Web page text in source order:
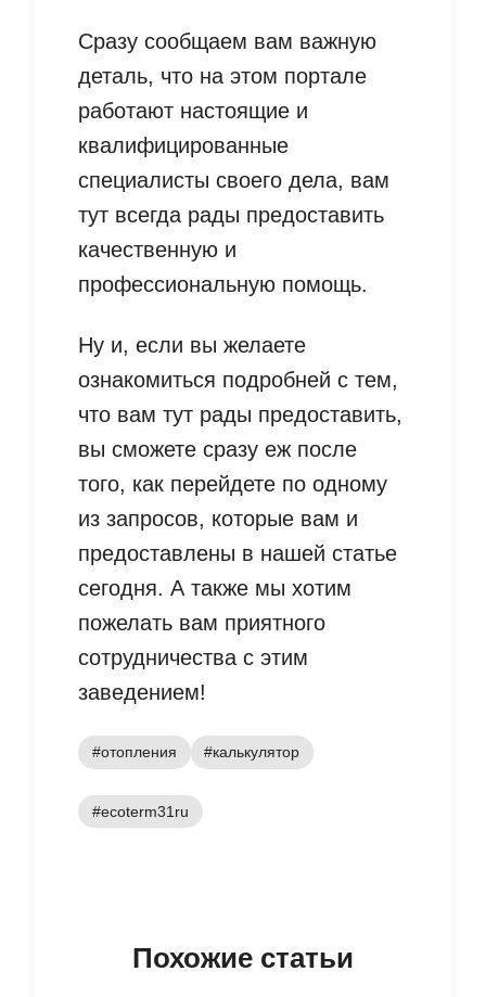
Сразу сообщаем вам важную
деталь, что на этом портале
работают настоящие и
квалифицированные
специалисты своего дела, вам
тут всегда рады предоставить
качественную и
профессиональную помощь.
Ну и, если вы желаете
ознакомиться подробней с тем,
что вам тут рады предоставить,
вы сможете сразу еж после
того, как перейдете по одному
из запросов, которые вам и
предоставлены в нашей статье
сегодня. А также мы хотим
пожелать вам приятного
сотрудничества с этим
заведением!
#отопления #калькулятор
#ecoterm31ru
Похожие статьи